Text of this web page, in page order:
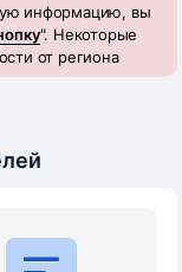
информацию, вы
". Некоторые
от региона